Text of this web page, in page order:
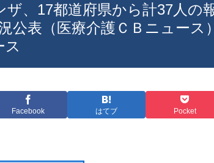
ザ、17都道府県から計37人の
公表（医療介護ＣＢニュース
ス
Facebook はてブ Pocket